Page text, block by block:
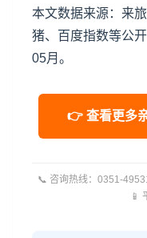
本文数据来源：来
猪、百度指数等公
05月。
👉 查看更多
📞 咨询热线：0351-
📱